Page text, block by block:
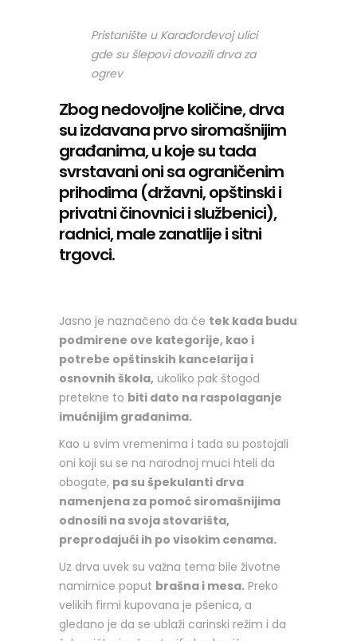
Pristanište u Karađorđevoj ulici
gde su šlepovi dovozili drva za
ogrev
Zbog nedovoljne količine, drva
su izdavana prvo siromašnijim
građanima, u koje su tada
svrstavani oni sa ograničenim
prihodima (državni, opštinski i
privatni činovnici i službenici),
radnici, male zanatlije i sitni
trgovci.
Jasno je naznačeno da će tek kada budu
podmirene ove kategorije, kao i
potrebe opštinskih kancelarija i
osnovnih škola, ukoliko pak štogod
pretekne to biti dato na raspolaganje
imućnijim građanima.
Kao u svim vremenima i tada su postojali
oni koji su se na narodnoj muci hteli da
obogate, pa su špekulanti drva
namenjena za pomoć siromašnijima
odnosili na svoja stovarišta,
preprodajući ih po visokim cenama.
Uz drva uvek su važna tema bile životne
namirnice poput brašna i mesa. Preko
velikih firmi kupovana je pšenica, a
gledano je da se ublaži carinski režim i da